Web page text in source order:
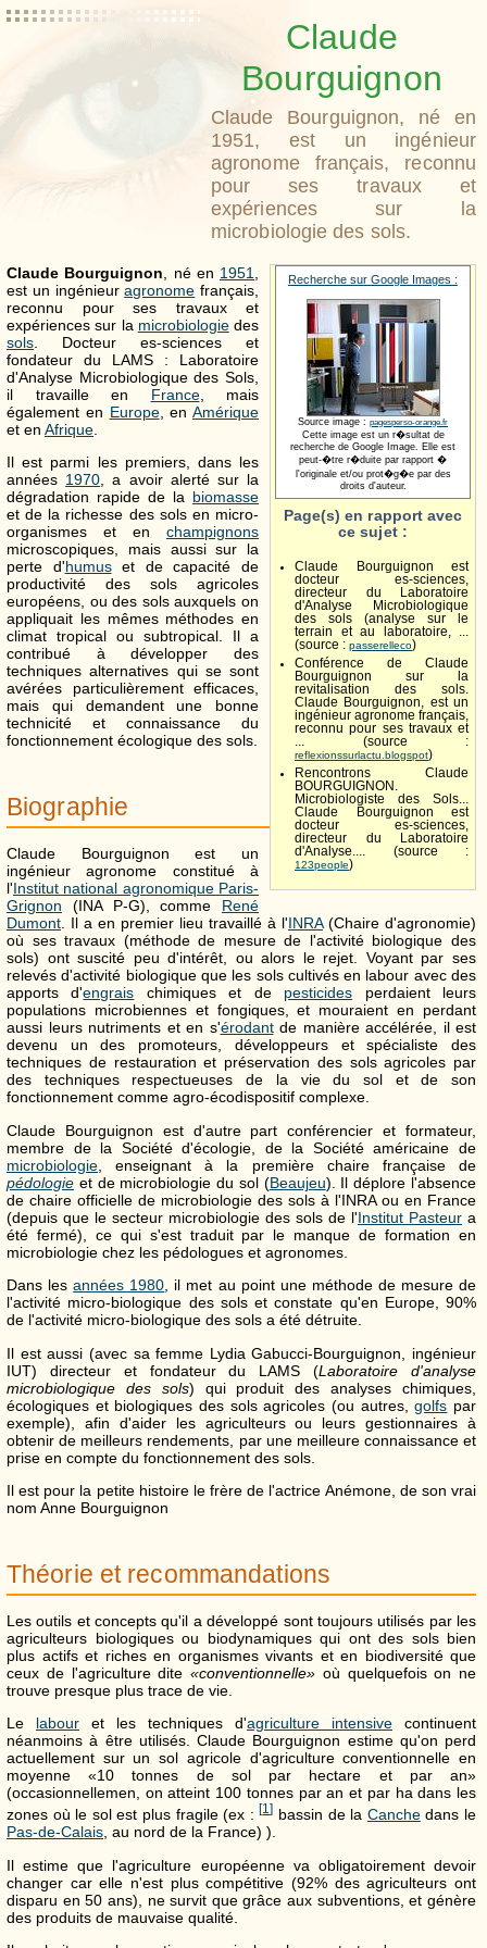
Claude
Bourguignon
Claude Bourguignon, né en
1951, est un ingénieur
agronome français, reconnu
pour ses travaux et
expériences sur la
microbiologie des sols.
Recherche sur Google Images :
Source image : pagesperso-orange.fr
Cette image est un r�sultat de
recherche de Google Image. Elle est
peut-�tre r�duite par rapport �
l'originale et/ou prot�g�e par des
droits d'auteur.
Page(s) en rapport avec
ce sujet :
Claude Bourguignon est
docteur es-sciences,
directeur du Laboratoire
d'Analyse Microbiologique
des sols (analyse sur le
terrain et au laboratoire, ...
(source : passerelleco)
Conférence de Claude
Bourguignon sur la
revitalisation des sols.
Claude Bourguignon, est un
ingénieur agronome français,
reconnu pour ses travaux et
... (source :
reflexionssurlactu.blogspot)
Rencontrons Claude
BOURGUIGNON.
Microbiologiste des Sols...
Claude Bourguignon est
docteur es-sciences,
directeur du Laboratoire
d'Analyse.... (source :
123people)
Claude Bourguignon , né en 1951
est un ingénieuragronome français,
reconnu pour ses travaux et
expériences sur la microbiologiedes
sols . Docteur es-sciences et
fondateur du LAMS : Laboratoire
d'Analyse Microbiologique des Sols,
il travaille en France, mais
également en Europe, en Amérique
et en Afrique
Il est parmi les premiers, dans les
années 1970, a avoir alerté sur la
dégradation rapide de la biomasse
et de la richesse des sols en micro-
organismes et en champignons
microscopiques, mais aussi sur la
perte d'humuset de capacité de
productivité des sols agricoles
européens, ou des sols auxquels on
appliquait les mêmes méthodes en
climat tropical ou subtropical. Il a
contribué à développer des
techniques alternatives qui se sont
avérées particulièrement efficaces,
mais qui demandent une bonne
technicité et connaissance du
fonctionnement écologique des sols.
Biographie
Claude Bourguignon est un
ingénieur agronome constitué à
l'Institut national agronomique Paris-
Grignon (INA P-G), comme René
Dumont. Il a en premier lieu travaillé à l'INRA(Chaire d'agronomie)
où ses travaux (méthode de mesure de l'activité biologique des
sols) ont suscité peu d'intérêt, ou alors le rejet. Voyant par ses
relevés d'activité biologique que les sols cultivés en labour avec des
apports d'engrais chimiques et de pesticides perdaient leurs
populations microbiennes et fongiques, et mouraient en perdant
aussi leurs nutriments et en s'érodantde manière accélérée, il est
devenu un des promoteurs, développeurs et spécialiste des
techniques de restauration et préservation des sols agricoles par
des techniques respectueuses de la vie du sol et de son
fonctionnement comme agro-écodispositif complexe.
Claude Bourguignon est d'autre part conférencier et formateur,
membre de la Société d'écologie, de la Société américaine de
microbiologie , enseignant à la première chaire française de
pédologie et de microbiologie du sol (Beaujeu). Il déplore l'absence
de chaire officielle de microbiologie des sols à l'INRA ou en France
(depuis que le secteur microbiologie des sols de l'Institut Pasteur a
été fermé), ce qui s'est traduit par le manque de formation en
microbiologie chez les pédologues et agronomes.
Dans lesannées 1980 , il met au point une méthode de mesure de
l'activité micro-biologique des sols et constate qu'en Europe, 90%
de l'activité micro-biologique des sols a été détruite.
Il est aussi (avec sa femme Lydia Gabucci-Bourguignon, ingénieur
IUT) directeur et fondateur du LAMS (Laboratoire d'analyse
microbiologique des sols) qui produit des analyses chimiques,
écologiques et biologiques des sols agricoles (ou autres,golfs par
exemple), afin d'aider les agriculteurs ou leurs gestionnaires à
obtenir de meilleurs rendements, par une meilleure connaissance et
prise en compte du fonctionnement des sols.
Il est pour la petite histoire le frère de l'actrice Anémone, de son vrai
nom Anne Bourguignon
Théorie et recommandations
Les outils et concepts qu'il a développé sont toujours utilisés par les
agriculteurs biologiques ou biodynamiques qui ont des sols bien
plus actifs et riches en organismes vivants et en biodiversité que
ceux de l'agriculture dite «conventionnelle» où quelquefois on ne
trouve presque plus trace de vie.
Le labour et les techniques d'agriculture intensive continuent
néanmoins à être utilisés. Claude Bourguignon estime qu'on perd
actuellement sur un sol agricole d'agriculture conventionnelle en
moyenne «10 tonnes de sol par hectare et par an»
(occasionnellemen, on atteint 100 tonnes par an et par ha dans les
zones où le sol est plus fragile (ex :[1] bassin de la Canchedans le
Pas-de-Calais , au nord de la France) ).
Il estime que l'agriculture européenne va obligatoirement devoir
changer car elle n'est plus compétitive (92% des agriculteurs ont
disparu en 50 ans), ne survit que grâce aux subventions, et génère
des produits de mauvaise qualité.